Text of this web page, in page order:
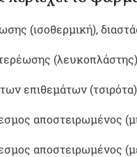
(ισοθερμική),
επιθεμάτων
αποστειρωμένος
αποστειρωμένος